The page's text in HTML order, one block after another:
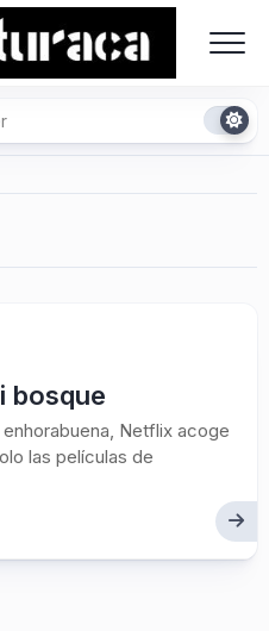
bosque
Netflix acoge
las películas de